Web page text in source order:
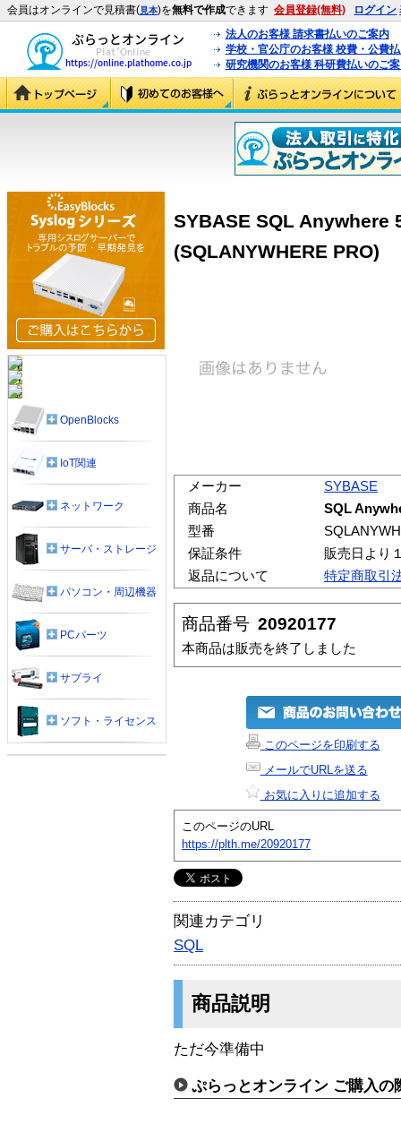
会員はオンラインで見積書(見本)を無料で作成できます 会員登録(無料) ログイン
法人のお客様 請求書払いのご案内
学校・官公庁のお客様 校費・公費
研究機関のお客様 科研費払いのご
SYBASE SQL Anywhere
(SQLANYWHERE PRO)
メーカー
SYBASE
商品名
SQL
型番
保証条件
販売日より
返品について
特定商取引
商品番号 20920177
本商品は販売を終了しました
このページを印刷する
メールでURLを送る
お気に入りに追加する
このページのURL
https://plth.me/20920177
関連カテゴリ
SQL
商品説明
ただ今準備中
ぷらっとオンライン ご購入の
OpenBlocks
IoT関連
ネットワーク
サーバ・ストレージ
パソコン・周辺機器
PCパーツ
サプライ
ソフト・ライセンス